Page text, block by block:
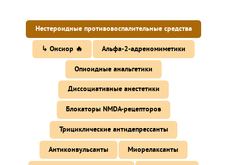
Нестероидные противовоспалительные средства
↳ Онсиор 🔥 Альфа-2-адреномиметики
Опиоидные анальгетики
Диссоциативные анестетики
Блокаторы NMDA-рецепторов
Трициклические антидепрессанты
Антиконвульсанты Миорелаксанты